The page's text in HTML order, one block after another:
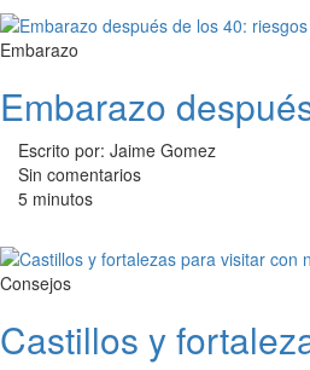
Embarazo
Embarazo
Escrito por: Jaime Gomez
Sin comentarios
5 minutos
Consejos
Castillos y